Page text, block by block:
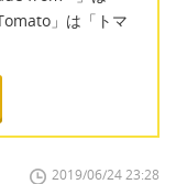
」は「トマ
2019/06/24 23:28